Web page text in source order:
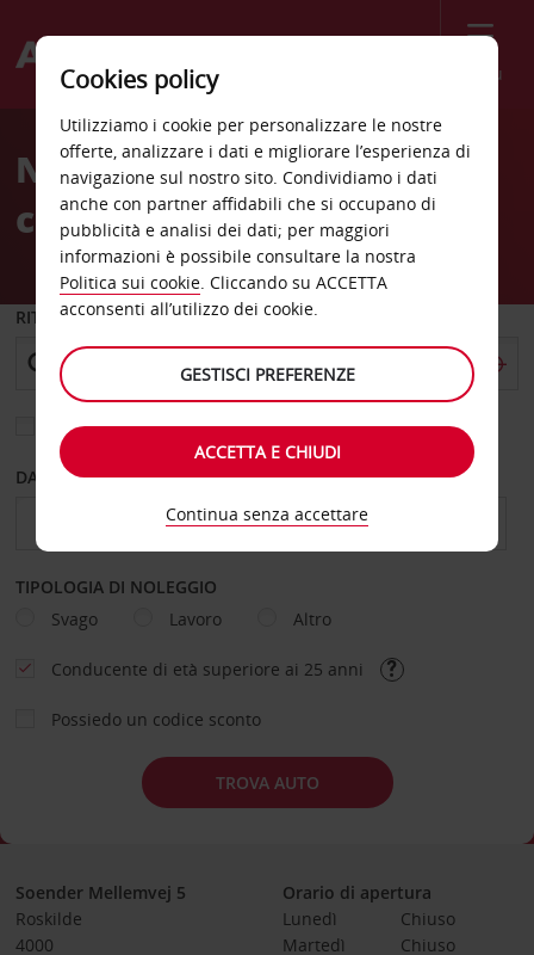
Menù
Welcome
AvisNoleggio auto Roskilde
città
RITIRO DA
Scegli una località di riconsegna diversa
DAL GIORNO AL GIORNO
TIPOLOGIA DI NOLEGGIO
Svago
Lavoro Altro
Conducente di età superiore ai 25 anni
Possiedo un codice sconto
TROVA AUTO
Soender Mellemvej 5
Roskilde
4000
Orario di apertura
Lunedì
Chiuso
Martedì
Chiuso
Cookies policy
Utilizziamo i cookie per personalizzare le nostre
offerte, analizzare i dati e migliorare l’esperienza di
navigazione sul nostro sito. Condividiamo i dati
anche con partner affidabili che si occupano di
pubblicità e analisi dei dati; per maggiori
informazioni è possibile consultare la nostra
Politica sui cookie. Cliccando su ACCETTA
acconsenti all’utilizzo dei cookie.
GESTISCI PREFERENZE
ACCETTA E CHIUDI
Continua senza accettare